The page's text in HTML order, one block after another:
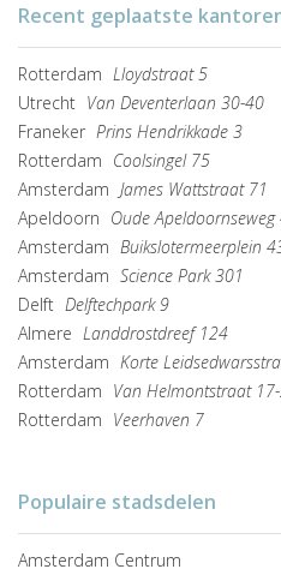
Recent geplaatste
Rotterdam Lloydstraat 5
Utrecht Van Deventerlaan 30-40
Franeker Prins Hendrikkade 3
Rotterdam Coolsingel 75
Amsterdam James Wattstraat 71
Apeldoorn Oude
Amsterdam Buikslotermeerplein
Amsterdam Science Park 301
Delft Delftechpark 9
Almere Landdrostdreef 124
Amsterdam Korte
Rotterdam Van Helmontstraat
Rotterdam Veerhaven 7
Populaire stadsdelen
Amsterdam Centrum